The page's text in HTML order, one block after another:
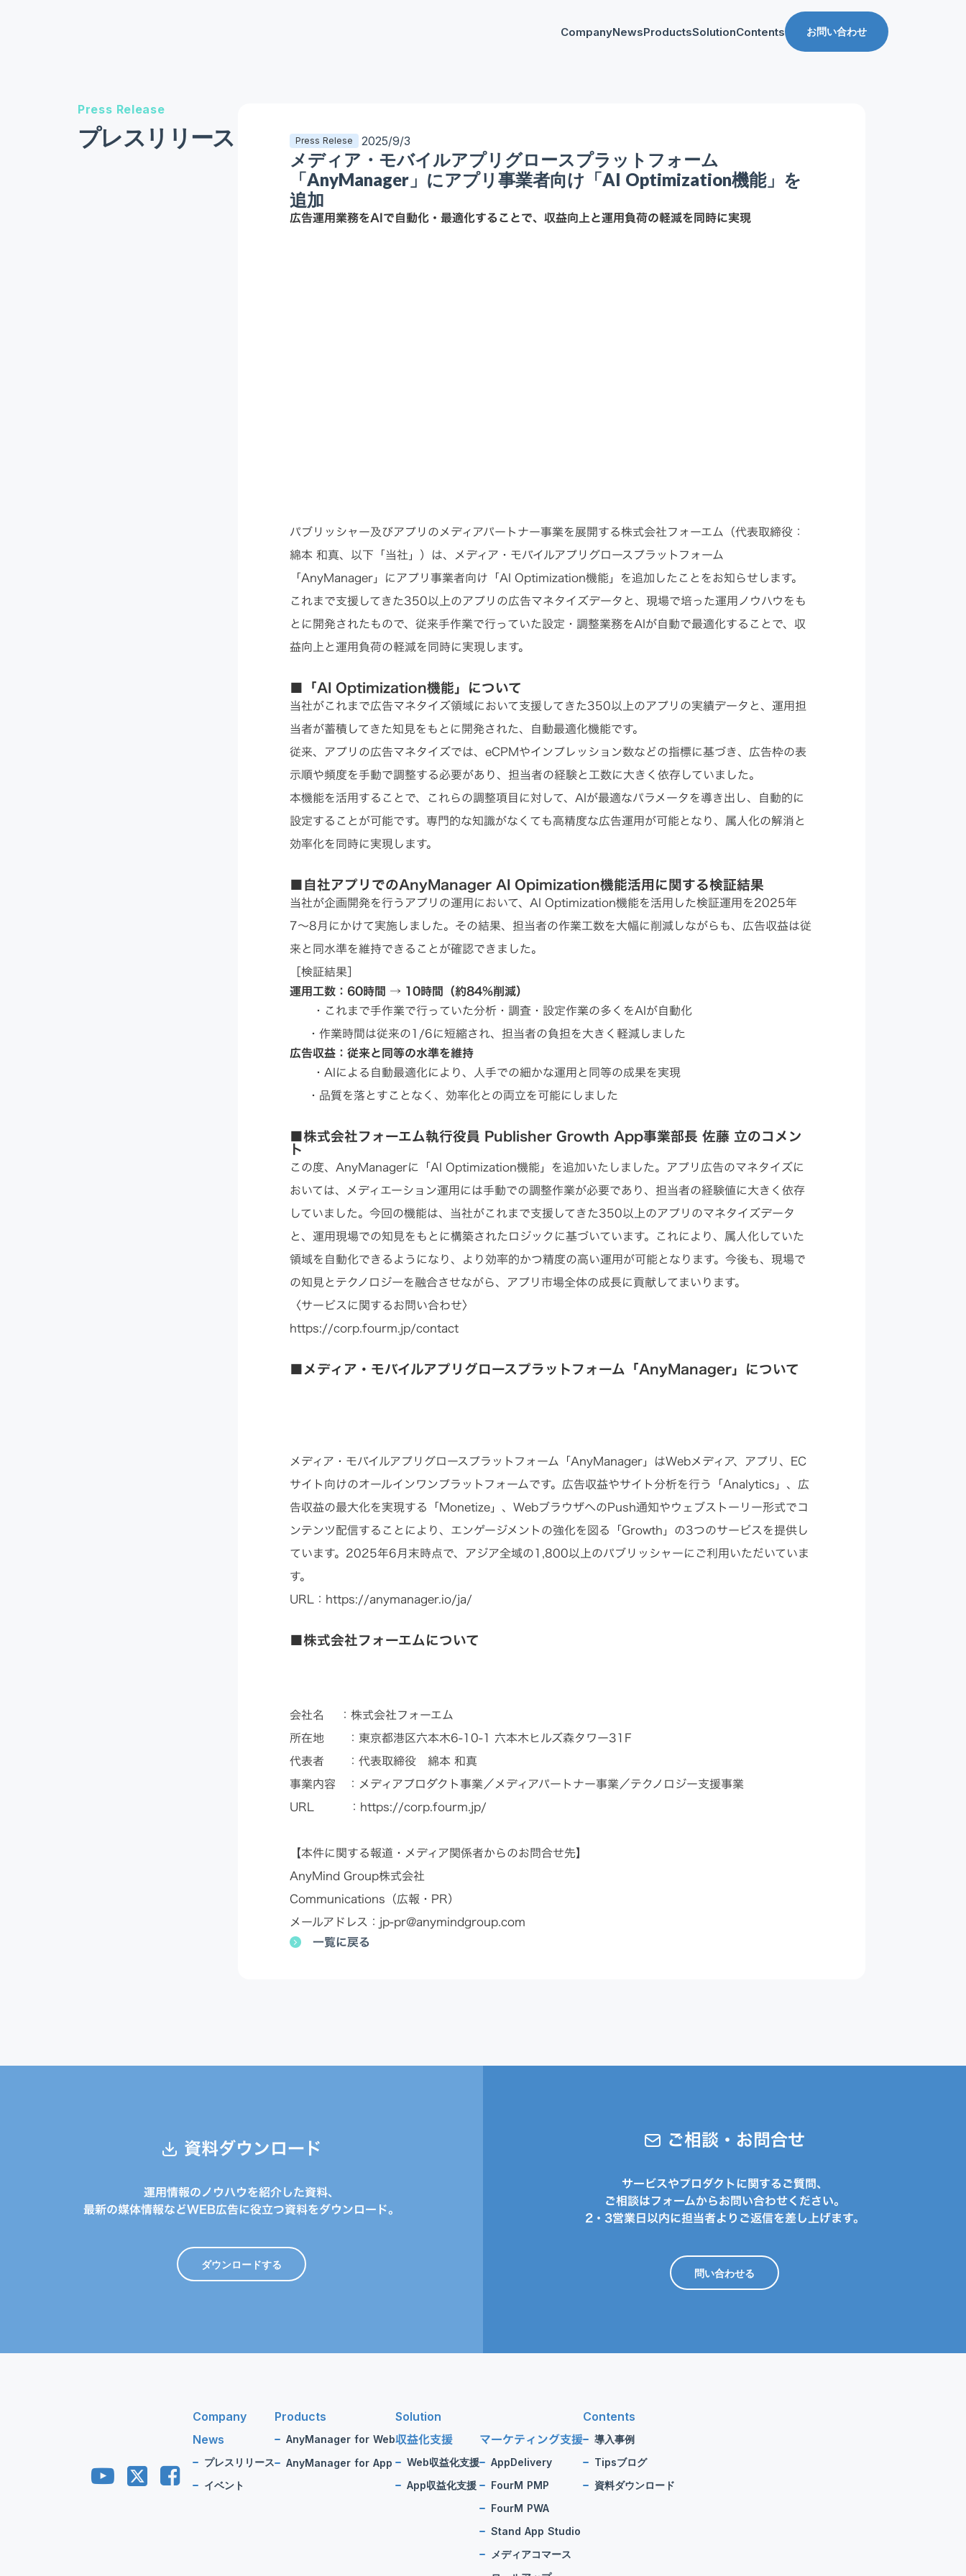
CompanyNewsProductsSolution
マーケティング支援
AppDelivery
Contents お問い合わせ
Press Release
プレスリリース Press Relese 2025/9/3
メディア・モバイルアプリグロースプラットフォーム
「AnyManager」にアプリ事業者向け「AI Optimization機能」を
追加
広告運用業務をAIで自動化・最適化することで、収益向上と運用負荷の軽減を同時に実現
パブリッシャー及びアプリのメディアパートナー事業を展開する株式会社フォーエム（代表取締役：
綿本 和真、以下「当社」）は、メディア・モバイルアプリグロースプラットフォーム
「AnyManager」にアプリ事業者向け「AI Optimization機能」を追加したことをお知らせします。
これまで支援してきた350以上のアプリの広告マネタイズデータと、現場で培った運用ノウハウをも
とに開発されたもので、従来手作業で行っていた設定・調整業務をAIが自動で最適化することで、収
益向上と運用負荷の軽減を同時に実現します。
■「AI Optimization機能」について
当社がこれまで広告マネタイズ領域において支援してきた350以上のアプリの実績データと、運用担
当者が蓄積してきた知見をもとに開発された、自動最適化機能です。
従来、アプリの広告マネタイズでは、eCPMやインプレッション数などの指標に基づき、広告枠の表
示順や頻度を手動で調整する必要があり、担当者の経験と工数に大きく依存していました。
本機能を活用することで、これらの調整項目に対して、AIが最適なパラメータを導き出し、自動的に
設定することが可能です。専門的な知識がなくても高精度な広告運用が可能となり、属人化の解消と
効率化を同時に実現します。
■自社アプリでのAnyManager AI Opimization機能活用に関する検証結果
当社が企画開発を行うアプリの運用において、AI Optimization機能を活用した検証運用を2025年
7〜8月にかけて実施しました。その結果、担当者の作業工数を大幅に削減しながらも、広告収益は従
来と同水準を維持できることが確認できました。
［検証結果］
運用工数：60時間 → 10時間（約84%削減）
・これまで手作業で行っていた分析・調査・設定作業の多くをAIが自動化
・作業時間は従来の1/6に短縮され、担当者の負担を大きく軽減しました
広告収益：従来と同等の水準を維持
・AIによる自動最適化により、人手での細かな運用と同等の成果を実現
・品質を落とすことなく、効率化との両立を可能にしました
■株式会社フォーエム執行役員 Publisher Growth App事業部長 佐藤 立のコメン
ト
この度、AnyManagerに「AI Optimization機能」を追加いたしました。アプリ広告のマネタイズに
おいては、メディエーション運用には手動での調整作業が必要であり、担当者の経験値に大きく依存
していました。今回の機能は、当社がこれまで支援してきた350以上のアプリのマネタイズデータ
と、運用現場での知見をもとに構築されたロジックに基づいています。これにより、属人化していた
領域を自動化できるようになり、より効率的かつ精度の高い運用が可能となります。今後も、現場で
の知見とテクノロジーを融合させながら、アプリ市場全体の成長に貢献してまいります。
〈サービスに関するお問い合わせ〉
https://corp.fourm.jp/contact
■メディア・モバイルアプリグロースプラットフォーム「AnyManager」について
メディア・モバイルアプリグロースプラットフォーム「AnyManager」はWebメディア、アプリ、EC
サイト向けのオールインワンプラットフォームです。広告収益やサイト分析を行う「Analytics」、広
告収益の最大化を実現する「Monetize」、WebブラウザへのPush通知やウェブストーリー形式でコ
ンテンツ配信することにより、エンゲージメントの強化を図る「Growth」の3つのサービスを提供し
ています。2025年6月末時点で、アジア全域の1,800以上のパブリッシャーにご利用いただいていま
す。
URL： https://anymanager.io/ja/
■株式会社フォーエムについて
会社名 ：株式会社フォーエム
所在地 ：東京都港区六本木6-10-1 六本木ヒルズ森タワー31F
代表者 ：代表取締役 綿本 和真
事業内容 ：メディアプロダクト事業／メディアパートナー事業／テクノロジー支援事業
URL ： https://corp.fourm.jp/
【本件に関する報道・メディア関係者からのお問合せ先】
AnyMind Group株式会社
Communications（広報・PR）
メールアドレス： jp-pr@anymindgroup.com
一覧に戻る
資料ダウンロード
運用情報のノウハウを紹介した資料、
最新の媒体情報などWEB広告に役立つ資料をダウンロード。
ダウンロードする
ご相談・お問合せ
サービスやプロダクトに関するご質問、
ご相談はフォームからお問い合わせください。
2・3営業日以内に担当者よりご返信を差し上げます。
問い合わせる
Company
News
プレスリリース
イベント
Products
AnyManager for Web
AnyManager for App
Solution
収益化支援
Web収益化支援
App収益化支援
マーケティング支援
AppDelivery
FourM PMP
FourM PWA
Stand App Studio
メディアコマース
Contents
導入事例
Tipsブログ
資料ダウンロード